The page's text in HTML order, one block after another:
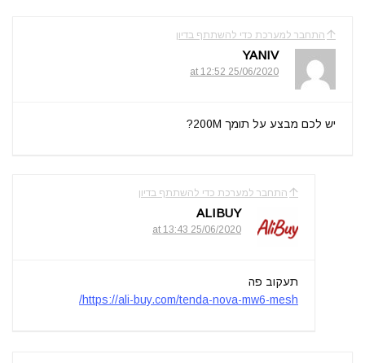
התחבר למערכת כדי להשתתף בדיון
YANIV
25/06/2020 at 12:52
יש לכם מבצע על תומך 200M?
התחבר למערכת כדי להשתתף בדיון
ALIBUY
25/06/2020 at 13:43
תעקוב פה
https://ali-buy.com/tenda-nova-mw6-mesh/